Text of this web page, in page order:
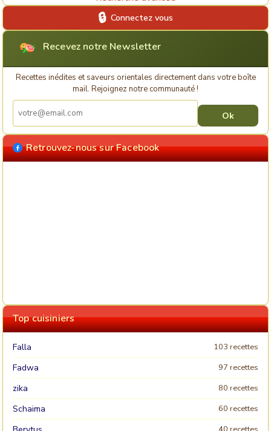
Connectez vous
Recevez notre Newsletter
Recettes inédites et saveurs orientales directement dans votre boîte
mail. Rejoignez notre communauté !
Retrouvez-nous sur Facebook
Top cuisiniers
Falla 103 recettes
Fadwa 97 recettes
zika 80 recettes
Schaima 60 recettes